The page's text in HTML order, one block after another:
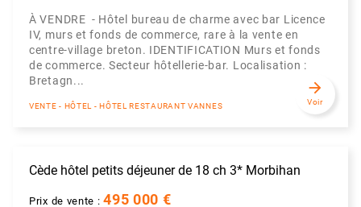
À VENDRE - Hôtel bureau de charme avec bar Licence
IV, murs et fonds de commerce, rare à la vente en
centre-village breton. IDENTIFICATION Murs et fonds
de commerce. Secteur hôtellerie-bar. Localisation :
Bretagn...
VENTE - HÔTEL - HÔTEL RESTAURANT VANNES
arrow_forward
Voir
Cède hôtel petits déjeuner de 18 ch 3* Morbihan
Prix de vente :495 000 €